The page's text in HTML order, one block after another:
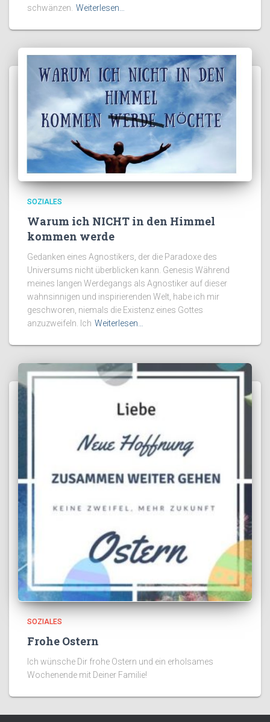
schwänzen. Weiterlesen…
SOZIALES
Warum ich NICHT in den Himmel
kommen werde
Gedanken eines Agnostikers, der die Paradoxe des
Universums nicht überblicken kann. Genesis Während
meines langen Werdegangs als Agnostiker auf dieser
wahnsinnigen und inspirierenden Welt, habe ich mir
geschworen, niemals die Existenz eines Gottes
anzuzweifeln. Ich Weiterlesen…
SOZIALES
Frohe Ostern
Ich wünsche Dir frohe Ostern und ein erholsames
Wochenende mit Deiner Familie!